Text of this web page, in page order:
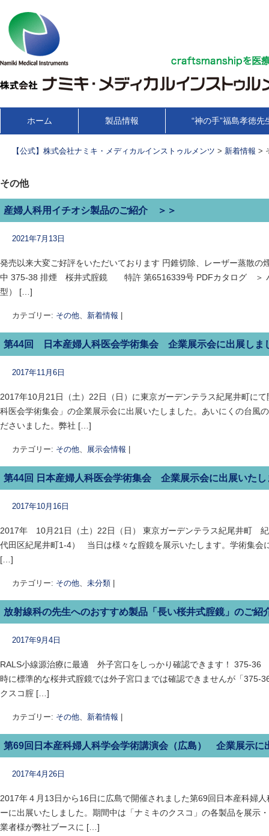
メインメニュー
ツ
移
動
ホーム 製品情報 “神の手”福島孝徳先
【公式】株式会社ナミキ・メディカルインストゥルメンツ > 新着情報 >
その他
産婦人科用イチオシ製品のご紹介 ＞＞
2021年7月13日
発売以来大変ご好評をいただいております 円錐切除、レーザー蒸散の
中 375-38 排煙 桜井式腟鏡 特許 第6516339号 PDFカタログ ＞
型） […]
カテゴリー: その他、 新着情報
第44回 日本産婦人科医会学術集会 企業展示会に出展し
2017年11月6日
2017年10月21日（土）22日（日）に東京ガーデンテラス紀尾井町に
科医会学術集会」の企業展示会に出展いたしました。あいにくの台風
ださいました。弊社 […]
カテゴリー: その他、 展示会情報
第44回 日本産婦人科医会学術集会 企業展示会に出展いた
2017年10月16日
2017年 10月21日（土）22日（日） 東京ガーデンテラス紀尾井町
代田区紀尾井町1-4） 当日は様々な腟鏡を展示いたします。学術集会
[…]
カテゴリー: その他、 未分類
放射線科の先生へのおすすめ製品「長い桜井式腟鏡」のご
2017年9月4日
RALS小線源治療に最適 外子宮口をしっかり確認できます！ 375-36
時に標準的な桜井式腟鏡では外子宮口までは確認できませんが「375-
クスコ腟 […]
カテゴリー: その他、 新着情報
第69回日本産科婦人科学会学術講演会（広島） 企業展示に
2017年4月26日
2017年４月13日から16日に広島で開催されました第69回日本産科婦
ーに出展いたしました。期間中は「ナミキのクスコ」の各製品を展示
業者様が弊社ブースに […]